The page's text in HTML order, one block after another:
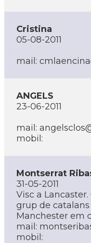
Cristina
05-08-2011
mail:
ANGELS
23-06-2011
mail:
mobil:
Montserrat
31-05-2011
Visc a
grup de catalans
Manchester em
mail:
mobil: